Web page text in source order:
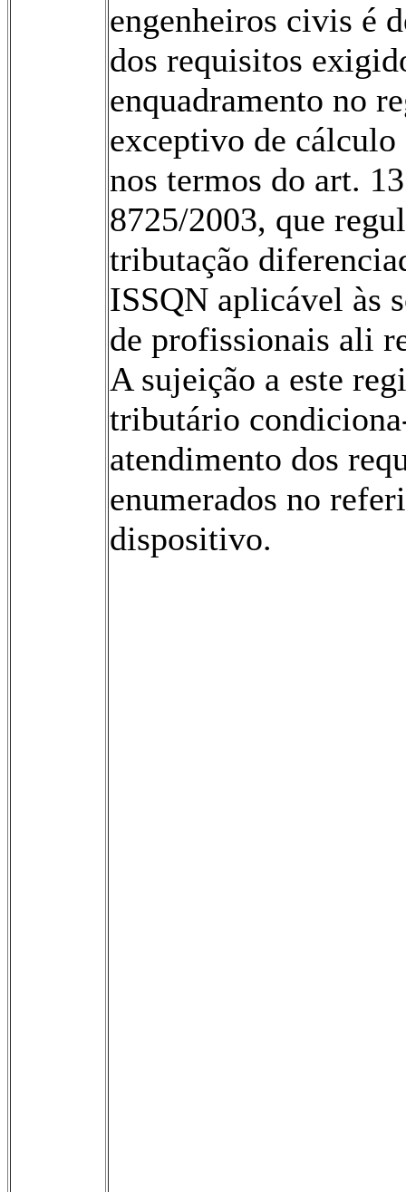
engenheiros civis é
dos requisitos
enquadramento no
exceptivo de
nos termos do art.
8725/2003, que
tributação
ISSQN aplicável às
de profissionais ali
A sujeição a este
tributário
atendimento dos
enumerados no
dispositivo.